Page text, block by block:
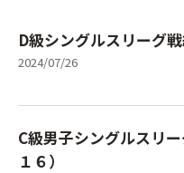
D級シングルスリーグ
2024/07/26
C級男子シングルスリ
１６）